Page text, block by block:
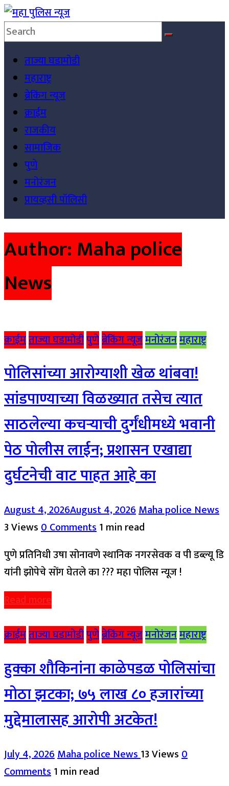
Skip
to
content
महा
पुलिस
न्यूज
महा
पुलिस
न्यूज
ताज्या घडामोडी
महाराष्ट्र
ब्रेकिंग न्यूज
क्राईम
राजकीय
सामाजिक
पुणे
मनोरंजन
प्रायव्हसी पॉलिसी
Author:Maha police
News
क्राईमताज्या घडामोडीपुणेब्रेकिंग न्यूजमनोरंजनमहाराष्ट्र
पोलिसांच्या आरोग्याशी खेळ थांबवा!
सांडपाण्याच्या विळख्यात तसेच त्यात
साठलेल्या कचऱ्याची दुर्गंधीमध्ये भवानी
पेठ पोलीस लाईन; प्रशासन एखाद्या
दुर्घटनेची वाट पाहत आहे का
August 4, 2026August 4, 2026Maha police News
3 Views0 Comments1 min read
पुणे प्रतिनिधी उषा सोनावणे स्थानिक नगरसेवक व पी डब्ल्यू डि
यांनी झोपेचे सोंग घेतले का ??? महा पोलिस न्यूज !
Read more
क्राईमताज्या घडामोडीपुणेब्रेकिंग न्यूजमनोरंजनमहाराष्ट्र
हुक्का शौकिनांना काळेपडळ पोलिसांचा
मोठा झटका; ७५ लाख ८० हजारांच्या
मुद्देमालासह आरोपी अटकेत!
July 4, 2026Maha police News13 Views0
Comments1 min read